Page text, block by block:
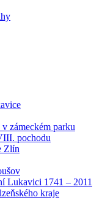
zámeckém parku
pochodu
Zlín
Lukavici 1741 – 2011
kraje